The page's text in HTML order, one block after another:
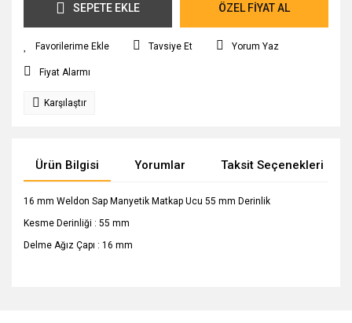
SEPETE EKLE ÖZEL FİYAT AL
Tavsiye Et Yorum Yaz
Fiyat Alarmı
Karşılaştır
Ürün Bilgisi Yorumlar Taksit Seçenekleri
16 mm Weldon Sap Manyetik Matkap Ucu 55 mm Derinlik
Kesme Derinliği : 55 mm
Delme Ağız Çapı : 16 mm